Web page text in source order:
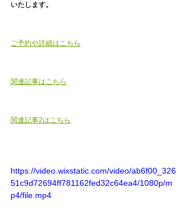
いたします。
ご予約や詳細はこちら
関連記事はこちら
関連記事2はこちら
https://video.wixstatic.com/video/ab6f00_326
51c9d72694ff781162fed32c64ea4/1080p/m
p4/file.mp4